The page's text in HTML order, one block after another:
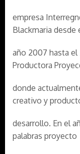
empresa
Blackmaria desde
año 2007 hasta el
Productora
donde
creativo y
desarrollo. En el
palabras proyecto